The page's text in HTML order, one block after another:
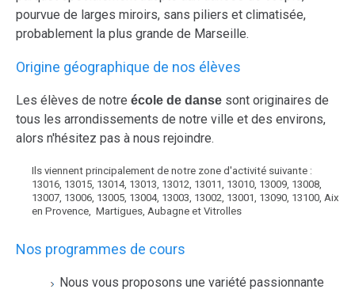
pourvue de larges miroirs, sans piliers et climatisée,
probablement la plus grande de Marseille.
Origine géographique de nos élèves
Les élèves de notre école de danse sont originaires de
tous les arrondissements de notre ville et des environs,
alors n'hésitez pas à nous rejoindre.
Ils viennent principalement de notre zone d'activité suivante :
13016, 13015, 13014, 13013, 13012, 13011, 13010, 13009, 13008,
13007, 13006, 13005, 13004, 13003, 13002, 13001, 13090, 13100, Aix
en Provence, Martigues, Aubagne et Vitrolles
Nos programmes de cours
Nous vous proposons une variété passionnante